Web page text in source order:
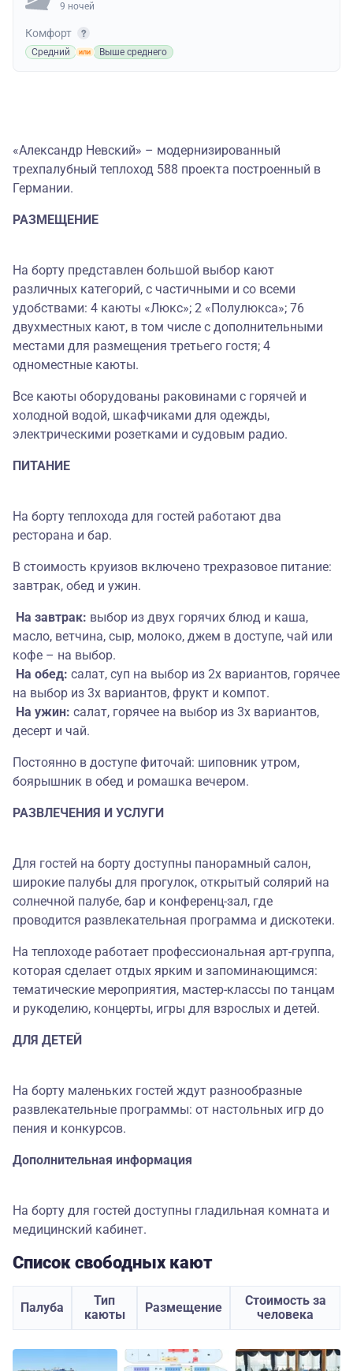
9 ночей
Комфорт
Средний Выше среднего
«Александр Невский» – модернизированный
трехпалубный теплоход 588 проекта построенный в
Германии.
РАЗМЕЩЕНИЕ
На борту представлен большой выбор кают
различных категорий, с частичными и со всеми
удобствами: 4 каюты «Люкс»; 2 «Полулюкса»; 76
двухместных кают, в том числе с дополнительными
местами для размещения третьего гостя; 4
одноместные каюты.
Все каюты оборудованы раковинами с горячей и
холодной водой, шкафчиками для одежды,
электрическими розетками и судовым радио.
ПИТАНИЕ
На борту теплохода для гостей работают два
ресторана и бар.
В стоимость круизов включено трехразовое питание:
завтрак, обед и ужин.
На завтрак: выбор из двух горячих блюд и каша,
масло, ветчина, сыр, молоко, джем в доступе, чай или
кофе – на выбор.
На обед: салат, суп на выбор из 2х вариантов, горячее
на выбор из 3х вариантов, фрукт и компот.
На ужин: салат, горячее на выбор из 3х вариантов,
десерт и чай.
Постоянно в доступе фиточай: шиповник утром,
боярышник в обед и ромашка вечером.
РАЗВЛЕЧЕНИЯ И УСЛУГИ
Для гостей на борту доступны панорамный салон,
широкие палубы для прогулок, открытый солярий на
солнечной палубе, бар и конференц-зал, где
проводится развлекательная программа и дискотеки.
На теплоходе работает профессиональная арт-группа,
которая сделает отдых ярким и запоминающимся:
тематические мероприятия, мастер-классы по танцам
и рукоделию, концерты, игры для взрослых и детей.
ДЛЯ ДЕТЕЙ
На борту маленьких гостей ждут разнообразные
развлекательные программы: от настольных игр до
пения и конкурсов.
Дополнительная информация
На борту для гостей доступны гладильная комната и
медицинский кабинет.
Список свободных кают
Палуба
Тип
каюты
Размещение
Стоимость за
человека